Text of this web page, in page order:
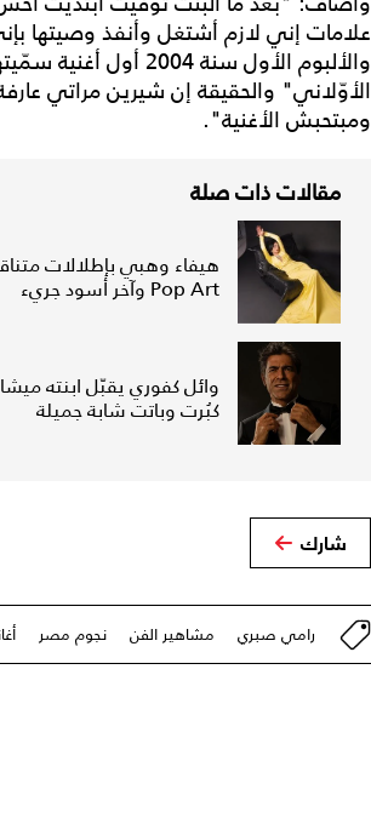
علامات إني لازم أشتغل وأنفذ وصيتها
والألبوم الأول سنة 2004 أول
الأوّلاني" والحقيقة إن شيرين مراتي
ومبتحبش الأغنية".
مقالات ذات صلة
هيفاء وهبي بإطلالات
Pop Art وآخر أسود جريء
وائل كفوري يقبّل ابنته
كبُرت وباتت شابة جميلة
شارك
رامي صبري مشاهير الفن نجوم مصر